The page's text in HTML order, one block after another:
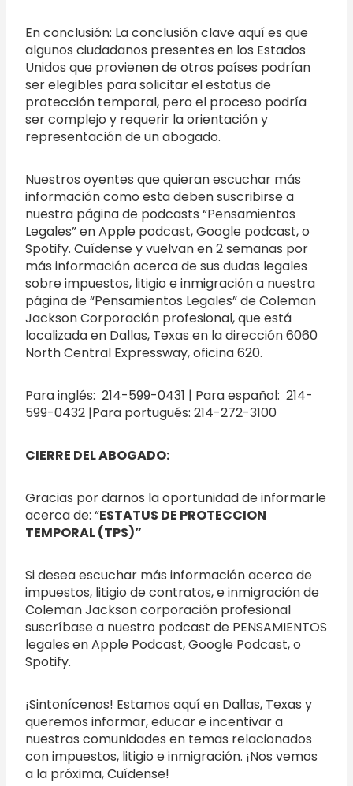
En conclusión: La conclusión clave aquí es que
algunos ciudadanos presentes en los Estados
Unidos que provienen de otros países podrían
ser elegibles para solicitar el estatus de
protección temporal, pero el proceso podría
ser complejo y requerir la orientación y
representación de un abogado.
Nuestros oyentes que quieran escuchar más
información como esta deben suscribirse a
nuestra página de podcasts “Pensamientos
Legales” en Apple podcast, Google podcast, o
Spotify. Cuídense y vuelvan en 2 semanas por
más información acerca de sus dudas legales
sobre impuestos, litigio e inmigración a nuestra
página de “Pensamientos Legales” de Coleman
Jackson Corporación profesional, que está
localizada en Dallas, Texas en la dirección 6060
North Central Expressway, oficina 620.
Para inglés: 214-599-0431 | Para español: 214-
599-0432 |Para portugués: 214-272-3100
CIERRE DEL ABOGADO:
Gracias por darnos la oportunidad de informarle
acerca de: “ESTATUS DE PROTECCION
TEMPORAL (TPS)”
Si desea escuchar más información acerca de
impuestos, litigio de contratos, e inmigración de
Coleman Jackson corporación profesional
suscríbase a nuestro podcast de PENSAMIENTOS
legales en Apple Podcast, Google Podcast, o
Spotify.
¡Sintonícenos! Estamos aquí en Dallas, Texas y
queremos informar, educar e incentivar a
nuestras comunidades en temas relacionados
con impuestos, litigio e inmigración. ¡Nos vemos
a la próxima, Cuídense!